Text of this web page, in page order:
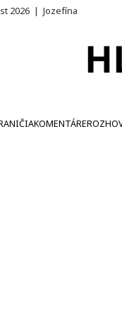
2026 | Jozefína
KOMENTÁRE